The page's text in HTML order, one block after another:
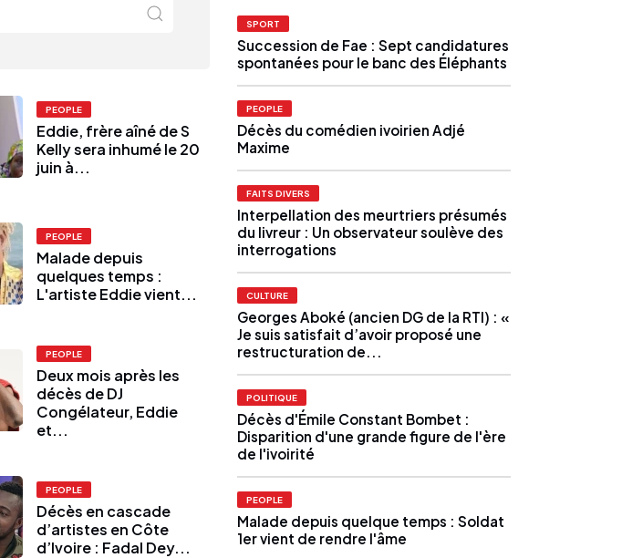
PEOPLE
Eddie, frère aîné de S
Kelly sera inhumé le 20
juin à...
PEOPLE
Malade depuis
quelques temps :
L'artiste Eddie vient...
PEOPLE
Deux mois après les
décès de DJ
Congélateur, Eddie
et...
PEOPLE
Décès en cascade
d’artistes en Côte
d’Ivoire : Fadal Dey...
SPORT
Succession de Fae : Sept candidatures
spontanées pour le banc des Éléphants
PEOPLE
Décès du comédien ivoirien Adjé
Maxime
FAITS DIVERS
Interpellation des meurtriers présumés
du livreur : Un observateur soulève des
interrogations
CULTURE
Georges Aboké (ancien DG de la RTI) : «
Je suis satisfait d’avoir proposé une
restructuration de...
POLITIQUE
Décès d'Émile Constant Bombet :
Disparition d'une grande figure de l'ère
de l'ivoirité
PEOPLE
Malade depuis quelque temps : Soldat
1er vient de rendre l'âme